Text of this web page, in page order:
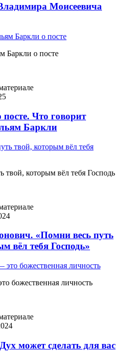
Моисеевича
Баркли о посте
Что говорит
Баркли
твой, которым вёл тебя Господь
«Помни весь путь
вёл тебя Господь»
божественная личность
может сделать для вас